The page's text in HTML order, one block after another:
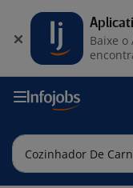
Baixe o